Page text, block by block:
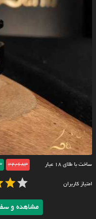
ساخت با طلای ۱۸ عیار 22/683
امتیاز کاربران
مشاهده و